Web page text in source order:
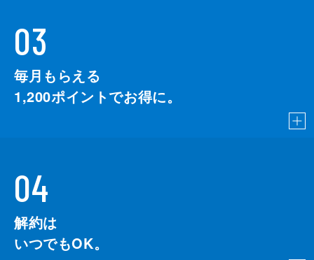
03
毎月もらえる
1,200ポイントでお得に。
04
解約は
いつでもOK。